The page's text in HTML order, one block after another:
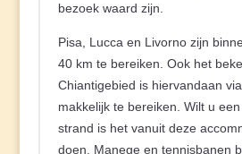
bezoek waard zijn.
Pisa, Lucca en Livorno zijn
40 km te bereiken. Ook het
Chiantigebied is hiervandaan
makkelijk te bereiken. Wilt u
strand is het vanuit deze
doen. Manege en tennisbanen